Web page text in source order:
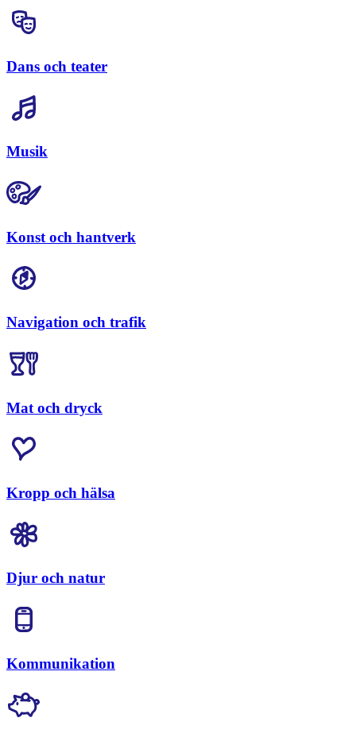
Dans och teater
Musik
Konst och hantverk
Navigation och trafik
Mat och dryck
Kropp och hälsa
Djur och natur
Kommunikation